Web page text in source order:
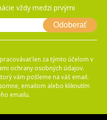
vždy medzi prvými
Odoberať
len za týmto účelom v
ochrany osobných údajov.
vám pošleme na váš email.
emailom alebo kliknutím
emailu.